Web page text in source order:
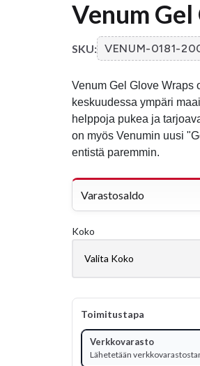
Venum
SKU: VENUM-0181-
Venum Gel Glove Wraps
keskuudessa ympäri
helppoja pukea ja
on myös Venumin uusi
entistä paremmin.
Varastosaldo
Koko
Toimitustapa
Verkkovarasto
Lähetetään